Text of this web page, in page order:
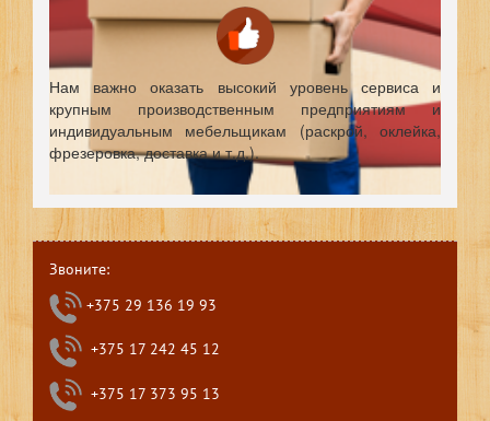
Нам важно оказать высокий уровень сервиса и
крупным производственным предприятиям и
индивидуальным мебельщикам (раскрой, оклейка,
фрезеровка, доставка и т.д.).
Звоните:
+375 29 136 19 93
+375 17 242 45 12
+375 17 373 95 13